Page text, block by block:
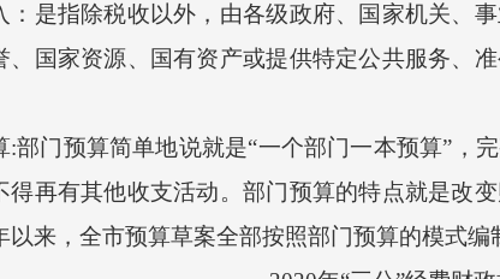
指除税收以外，由各级政府、国家机关、事
、国家资源、国有资产或提供特定公共服务、
门预算简单地说就是“一个部门一本预算”，
得再有其他收支活动。部门预算的特点就是改
以来，全市预算草案全部按照部门预算的模式编